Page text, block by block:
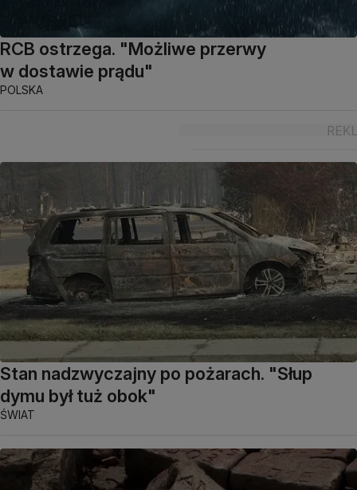
RCB ostrzega. "Możliwe przerwy
w dostawie prądu"
POLSKA
Stan nadzwyczajny po pożarach. "Słup
dymu był tuż obok"
ŚWIAT